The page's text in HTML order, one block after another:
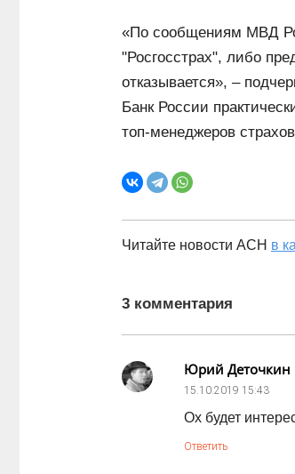
«По сообщениям МВД
"Росгосстрах", либо
отказывается», ‒
Банк России
топ-менеджеров
Читайте новости АСН в
3 комментария
Юрий Деточкин
15.10.2019 15:43
Ох будет
Ответить